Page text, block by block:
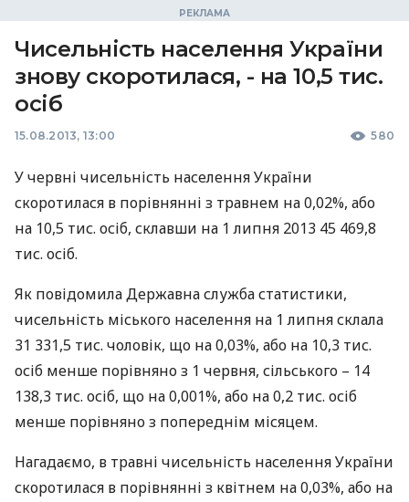
Чисельність населення України
знову скоротилася, - на 10,5 тис.
осіб
15.08.2013, 13:00 580
У червні чисельність населення України
скоротилася в порівнянні з травнем на 0,02%, або
на 10,5 тис. осіб, склавши на 1 липня 2013 45 469,8
тис. осіб.
Як повідомила Державна служба статистики,
чисельність міського населення на 1 липня склала
31 331,5 тис. чоловік, що на 0,03%, або на 10,3 тис.
осіб менше порівняно з 1 червня, сільського – 14
138,3 тис. осіб, що на 0,001%, або на 0,2 тис. осіб
менше порівняно з попереднім місяцем.
Нагадаємо, в травні чисельність населення України
скоротилася в порівнянні з квітнем на 0,03%, або на